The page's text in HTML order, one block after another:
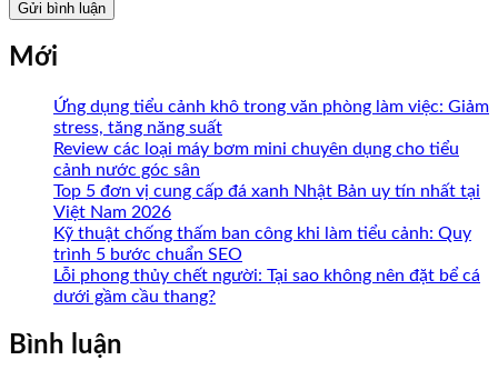
Mới
Ứng dụng tiểu cảnh khô trong văn phòng làm việc: Giảm
stress, tăng năng suất
Review các loại máy bơm mini chuyên dụng cho tiểu
cảnh nước góc sân
Top 5 đơn vị cung cấp đá xanh Nhật Bản uy tín nhất tại
Việt Nam 2026
Kỹ thuật chống thấm ban công khi làm tiểu cảnh: Quy
trình 5 bước chuẩn SEO
Lỗi phong thủy chết người: Tại sao không nên đặt bể cá
dưới gầm cầu thang?
Bình luận